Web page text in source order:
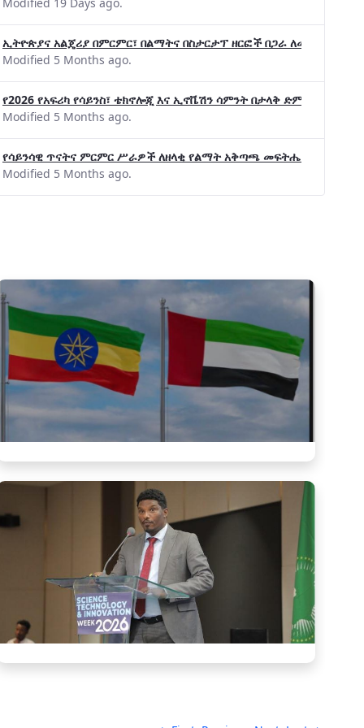
የየያዘ የኢኖቬሽን፣የዲጅታል ኢኮኖሚ እና
ቴክኖሎጂ የጋራ ግብረሃይል ተቋቋመ
ኢትዮጵያና አልጄሪያ በምርምር፣ በልማትና በስታርታፕ ዘርፎች በጋራ ለመስራት መከሩ፡፡
Modified 5 Months ago.
የ2026 የአፍሪካ የሳይንስ፣ ቴክኖሎጂ እና ኢኖቬሽን ሳምንት በታላቅ ድምቀት
Modified 5 Months ago.
የሳይንሳዊ ጥናትና ምርምር ሥራዎች ለዘላቂ የልማት አቅጣጫ መፍትሔ ጠቋሚ
Modified 5 Months ago.